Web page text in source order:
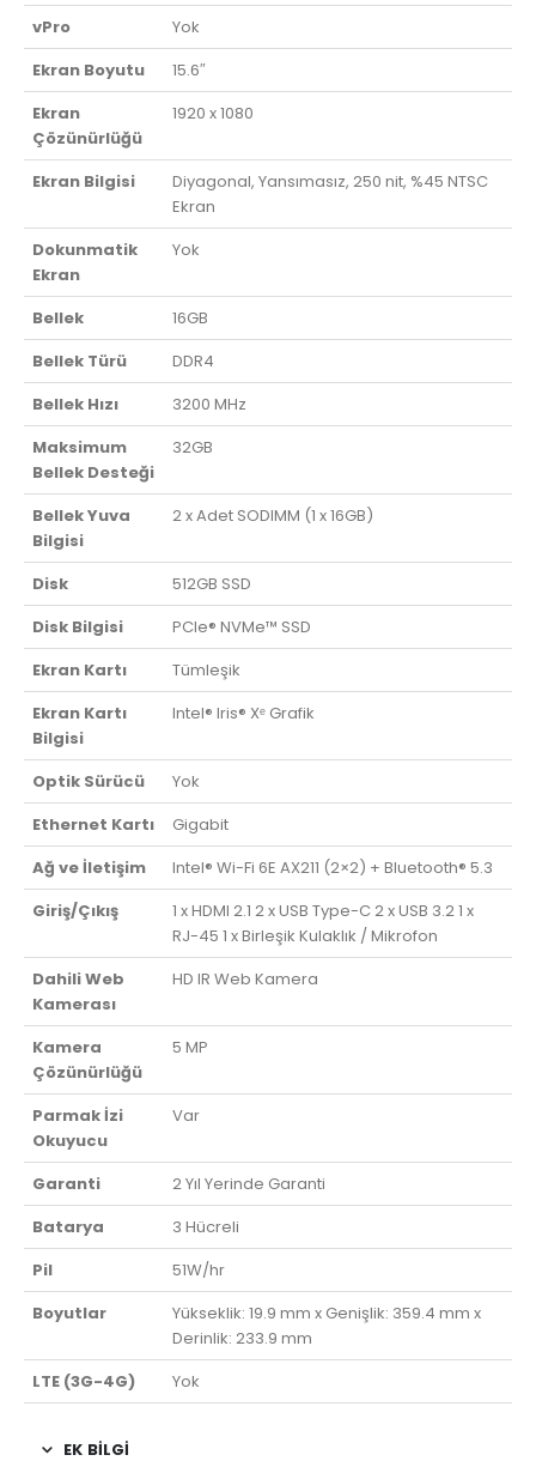
vPro
Yok
Ekran Boyutu
15.6″
Ekran
Çözünürlüğü
1920 x 1080
Ekran Bilgisi
Diyagonal, Yansımasız, 250 nit, %45 NTSC
Ekran
Dokunmatik
Ekran
Yok
Bellek
16GB
Bellek Türü
DDR4
Bellek Hızı
3200 MHz
Maksimum
Bellek Desteği
32GB
Bellek Yuva
Bilgisi
2 x Adet SODIMM (1 x 16GB)
Disk
512GB SSD
Disk Bilgisi
PCIe® NVMe™ SSD
Ekran Kartı
Tümleşik
Ekran Kartı
Bilgisi
Intel® Iris® Xᵉ Grafik
Optik Sürücü
Yok
Ethernet Kartı
Gigabit
Ağ ve İletişim
Intel® Wi-Fi 6E AX211 (2×2) + Bluetooth® 5.3
Giriş/Çıkış
1 x HDMI 2.1 2 x USB Type-C 2 x USB 3.2 1 x
RJ-45 1 x Birleşik Kulaklık / Mikrofon
Dahili Web
Kamerası
HD IR Web Kamera
Kamera
Çözünürlüğü
5 MP
Parmak İzi
Okuyucu
Var
Garanti
2 Yıl Yerinde Garanti
Batarya
3 Hücreli
Pil
51W/hr
Boyutlar
Yükseklik: 19.9 mm x Genişlik: 359.4 mm x
Derinlik: 233.9 mm
LTE (3G-4G)
Yok
EK BILGI